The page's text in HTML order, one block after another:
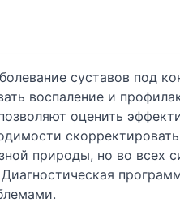
суставов под
воспаление и
оценить
природы, но во всех
Диагностическая